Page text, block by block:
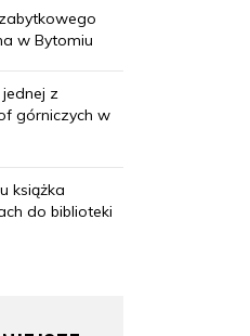
w Bytomiu
z
górniczych w
książka
do biblioteki